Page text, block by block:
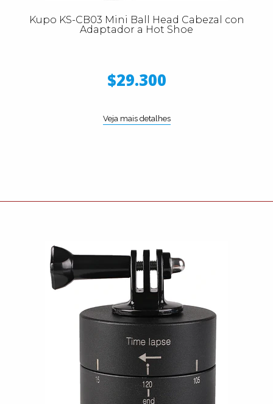
Kupo KS-CB03 Mini Ball Head Cabezal con
Adaptador a Hot Shoe
$29.300
Veja mais detalhes